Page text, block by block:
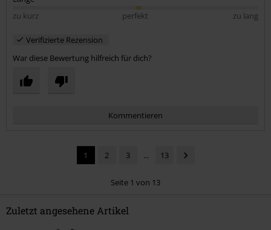
zu kurz
perfekt zu lang
Verifizierte Rezension
War diese Bewertung hilfreich für dich?
Kommentieren
1 2 3 ... 13
Seite 1 von 13
Zuletzt angesehene Artikel